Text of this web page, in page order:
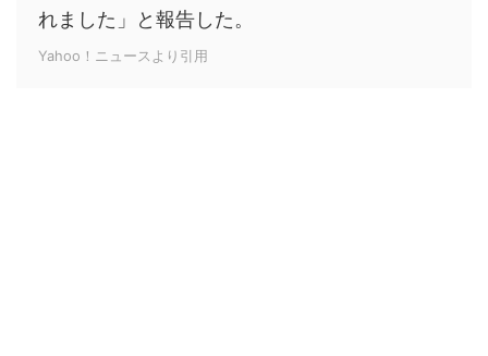
れました」と報告した。
Yahoo！ニュースより引用